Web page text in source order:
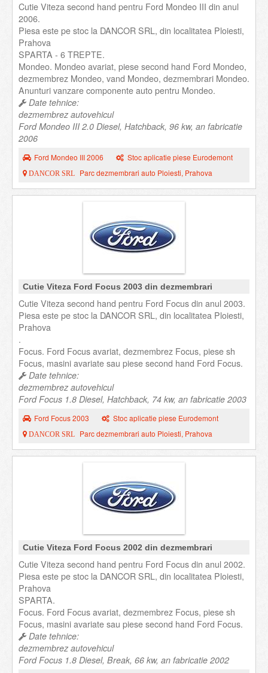
Cutie Viteza second hand pentru Ford Mondeo III din anul
2006.
Piesa este pe stoc la DANCOR SRL, din localitatea Ploiesti,
Prahova
SPARTA - 6 TREPTE.
Mondeo. Mondeo avariat, piese second hand Ford Mondeo,
dezmembrez Mondeo, vand Mondeo, dezmembrari Mondeo.
Anunturi vanzare componente auto pentru Mondeo.
Date tehnice:
dezmembrez autovehicul
Ford Mondeo III 2.0 Diesel, Hatchback, 96 kw, an fabricatie
2006
Ford Mondeo III 2006 Stoc aplicatie piese Eurodemont
DANCOR SRL Parc dezmembrari auto Ploiesti, Prahova
Cutie Viteza Ford Focus 2003 din dezmembrari
Cutie Viteza second hand pentru Ford Focus din anul 2003.
Piesa este pe stoc la DANCOR SRL, din localitatea Ploiesti,
Prahova
.
Focus. Ford Focus avariat, dezmembrez Focus, piese sh
Focus, masini avariate sau piese second hand Ford Focus.
Date tehnice:
dezmembrez autovehicul
Ford Focus 1.8 Diesel, Hatchback, 74 kw, an fabricatie 2003
Ford Focus 2003 Stoc aplicatie piese Eurodemont
DANCOR SRL Parc dezmembrari auto Ploiesti, Prahova
Cutie Viteza Ford Focus 2002 din dezmembrari
Cutie Viteza second hand pentru Ford Focus din anul 2002.
Piesa este pe stoc la DANCOR SRL, din localitatea Ploiesti,
Prahova
SPARTA.
Focus. Ford Focus avariat, dezmembrez Focus, piese sh
Focus, masini avariate sau piese second hand Ford Focus.
Date tehnice:
dezmembrez autovehicul
Ford Focus 1.8 Diesel, Break, 66 kw, an fabricatie 2002